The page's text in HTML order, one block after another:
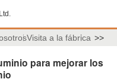
Visita a la fábrica >>
para mejorar los